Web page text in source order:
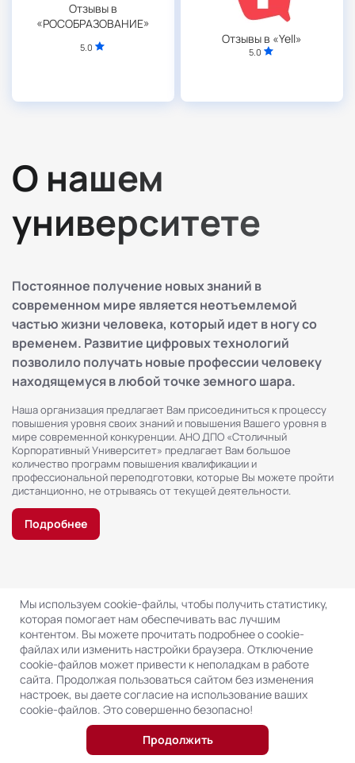
Отзывы в
«РОСОБРАЗОВАНИЕ»
5.0
Отзывы в «Yell»
5.0
О нашем
университете
Постоянное получение новых знаний в
современном мире является неотъемлемой
частью жизни человека, который идет в ногу со
временем. Развитие цифровых технологий
позволило получать новые профессии человеку
находящемуся в любой точке земного шара.
Наша организация предлагает Вам присоединиться к процессу
повышения уровня своих знаний и повышения Вашего уровня в
мире современной конкуренции. АНО ДПО «Столичный
Корпоративный Университет» предлагает Вам большое
количество программ повышения квалификации и
профессиональной переподготовки, которые Вы можете пройти
дистанционно, не отрываясь от текущей деятельности.
Подробнее
Заявка
на обучение
Оставьте Ваши контактные данные, и мы свяжемся с вами,
чтобы ответить на все интересующие вопросы, а также
проинформируем о доступных акциях и скидках.
Мы используем cookie-файлы, чтобы получить статистику,
которая помогает нам обеспечивать вас лучшим
контентом. Вы можете прочитать подробнее о cookie-
файлах или изменить настройки браузера. Отключение
cookie-файлов может привести к неполадкам в работе
сайта. Продолжая пользоваться сайтом без изменения
настроек, вы даете согласие на использование ваших
cookie-файлов. Это совершенно безопасно!
Продолжить